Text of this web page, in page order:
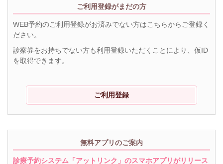
ご利用登録がまだの方
WEB予約のご利用登録がお済みでない方はこちらからご登録く
ださい。
診察券をお持ちでない方も利用登録いただくことにより、仮ID
を取得できます。
ご利用登録
無料アプリのご案内
診療予約システム「アットリンク」のスマホアプリがリリース